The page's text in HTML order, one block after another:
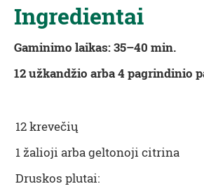
Ingredientai
Gaminimo laikas: 35–40 min.
12 užkandžio arba 4 pagrindinio
12 krevečių
1 žalioji arba geltonoji citrina
Druskos plutai: